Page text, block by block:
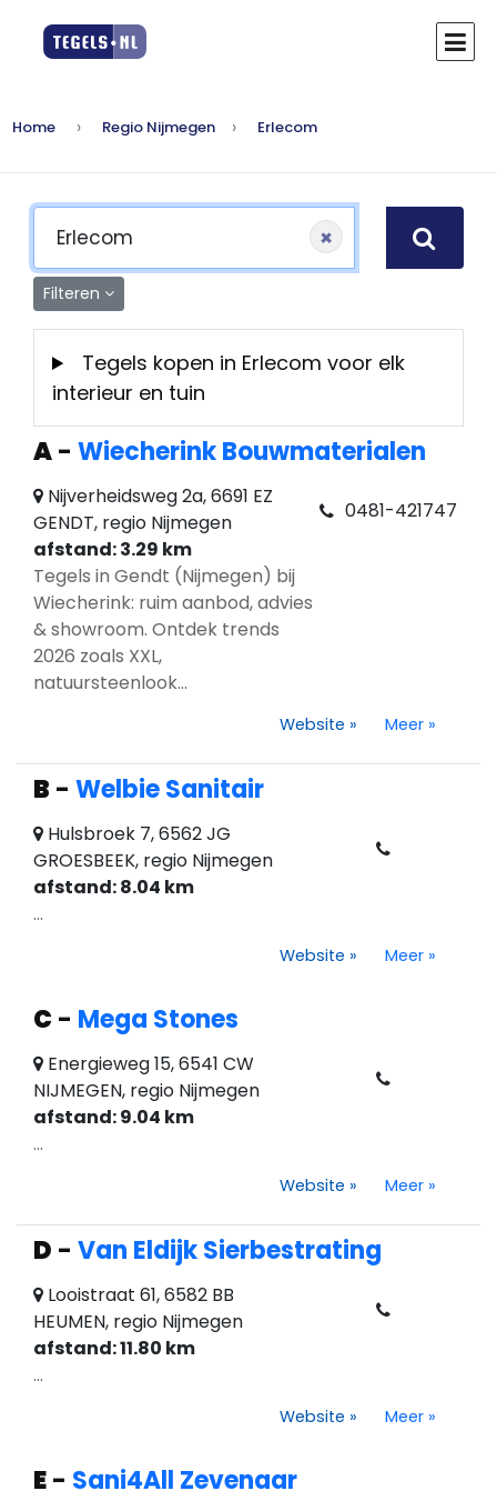
Home Regio Nijmegen Erlecom
×
Filteren
Tegels kopen in Erlecom voor elk
interieur en tuin
A- Wiecherink Bouwmaterialen
Nijverheidsweg 2a, 6691 EZ
GENDT, regio Nijmegen
afstand: 3.29 km
Tegels in Gendt (Nijmegen) bij
Wiecherink: ruim aanbod, advies
& showroom. Ontdek trends
2026 zoals XXL,
natuursteenlook...
0481-421747
Website » Meer »
B - Welbie Sanitair
Hulsbroek 7, 6562 JG
GROESBEEK, regio Nijmegen
afstand: 8.04 km
...
Website » Meer »
C - Mega Stones
Energieweg 15, 6541 CW
NIJMEGEN, regio Nijmegen
afstand: 9.04 km
...
Website » Meer »
D - Van Eldijk Sierbestrating
Looistraat 61, 6582 BB
HEUMEN, regio Nijmegen
afstand: 11.80 km
...
Website » Meer »
E- Sani4All Zevenaar